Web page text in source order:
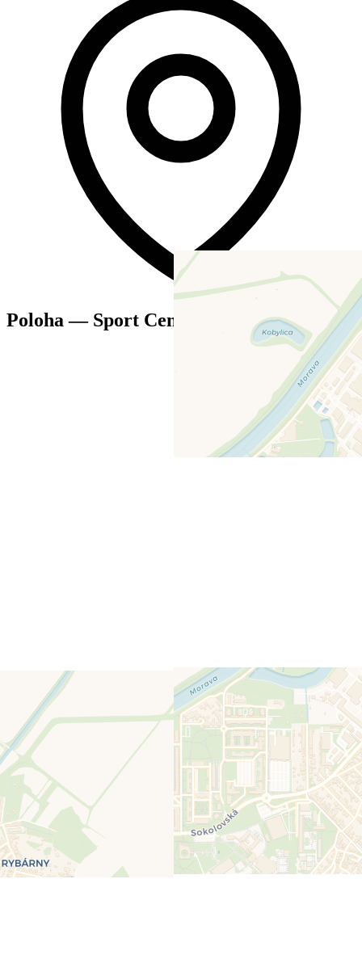
Poloha — Sport Centrum Morava